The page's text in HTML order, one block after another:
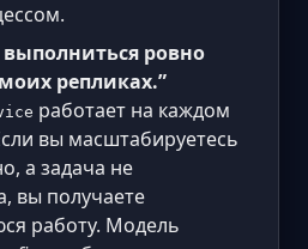
ровно
репликах.”
работает на каждом
вы масштабируетесь
а задача не
вы получаете
работу. Модель